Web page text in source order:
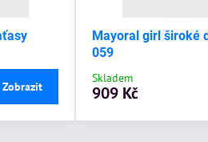
Zobrazit
Mayoral girl široké
059
Skladem
909 Kč